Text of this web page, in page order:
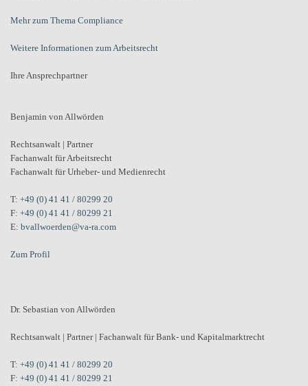
Mehr zum Thema Compliance
Weitere Informationen zum Arbeitsrecht
Ihre Ansprechpartner
Benjamin von Allwörden
Rechtsanwalt | Partner
Fachanwalt für Arbeitsrecht
Fachanwalt für Urheber- und Medienrecht
T: +49 (0) 41 41 / 80299 20
F: +49 (0) 41 41 / 80299 21
E: bvallwoerden@va-ra.com
Zum Profil
Dr. Sebastian von Allwörden
Rechtsanwalt | Partner | Fachanwalt für Bank- und Kapitalmarktrecht
T: +49 (0) 41 41 / 80299 20
F: +49 (0) 41 41 / 80299 21